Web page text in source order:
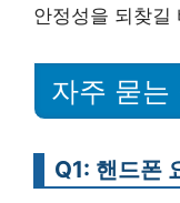
안정성을 되찾길
자주 묻는
Q1: 핸드폰